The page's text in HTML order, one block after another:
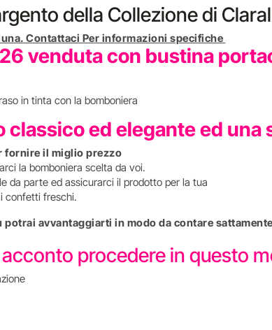
della Collezione di
Contattaci Per informazioni specifiche
venduta con bustina
in tinta con la bomboniera
ed elegante ed una
fornire il miglio prezzo
la bomboniera scelta da voi.
da parte ed assicurarci il prodotto per la tua
confetti freschi.
avvantaggiarti in modo da contare
procedere in questo